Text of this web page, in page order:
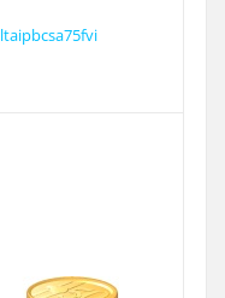
ltaipbcsa75fvi